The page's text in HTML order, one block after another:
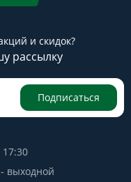
и скидок?
рассылку
Подписаться
выходной